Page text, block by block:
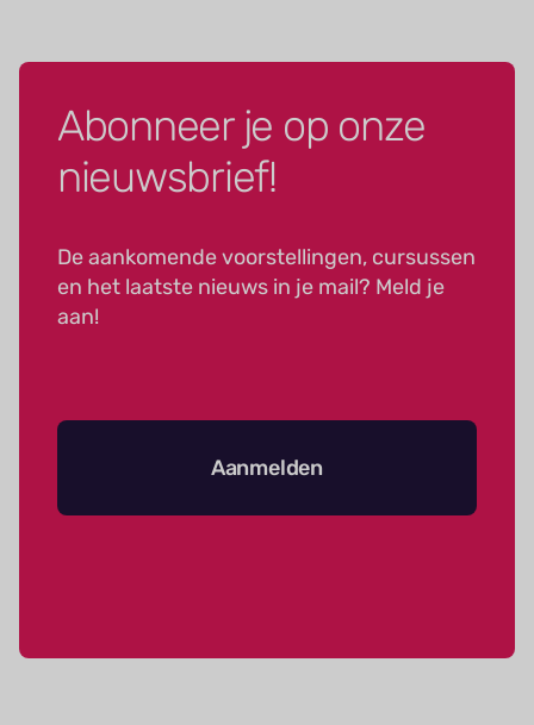
Abonneer je op onze
nieuwsbrief!
De aankomende voorstellingen, cursussen
en het laatste nieuws in je mail? Meld je
aan!
Aanmelden